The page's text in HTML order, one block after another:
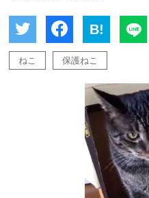
B!
ねこ 保護ねこ